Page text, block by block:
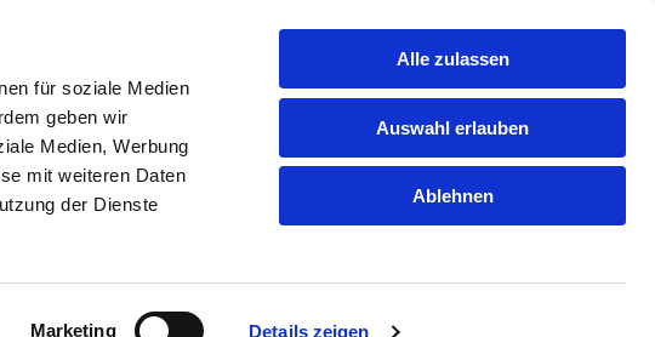
für soziale Medien
geben wir
Medien, Werbung
mit weiteren Daten
der Dienste
Marketing Details zeigen
Alle zulassen
Auswahl erlauben
Ablehnen
Wertstoffe Jobs Kontakt